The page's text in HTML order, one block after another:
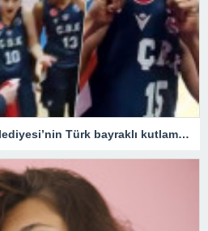
ÇBK Mersin Yenişehir Belediyesi’nin Türk bayraklı kutlamasına engel – Son Dakika Spor Haberleri